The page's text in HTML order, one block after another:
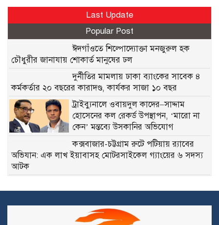
Last Update
Popular Post
ঈদগাঁওতে শিল্পোদ্যোক্তা মনজুরুল হক
চৌধুরীর জানাযায় শোকার্ত মানুষের ঢল
দুর্নীতির মামলায় ঢাকা ব্যাংকের সাবেক ৪
কর্মকর্তার ২০ বছরের কারাদণ্ড, কার্যকর সাজা ১০ বছর
ট্রাইব্যুনালে ওবায়দুল কাদের–সাদ্দাম
হোসেনের কল রেকর্ড উপস্থাপন, ‘মারো না
কেন’ মন্তব্যে উসকানির অভিযোগ
কক্সবাজার-চট্টগ্রাম রুটে পটিয়ায় র‍্যাবের
অভিযান: এক লাখ ইয়াবাসহ মোটরসাইকেল গ্যাংয়ের ৬ সদস্য
আটক
নাইক্ষ্যংছড়িতে-১১ বিজিবির অভিযানে ২